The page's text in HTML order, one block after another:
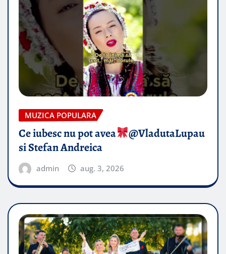
MUZICA POPULARA
Ce iubesc nu pot avea
​@VladutaLupau
si Stefan Andreica
admin aug. 3, 2026